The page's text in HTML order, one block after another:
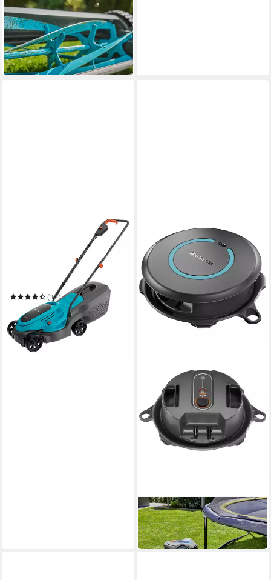
Spindelmäher Comfort 330
33 cm Schnittbreite
1,2 - 4,2 cm Schnitthöhe
ab 102,94 €
9,40 €mtl. in 12 Raten
in 2-3 Werktagen bei dir
Akkurasenmäher EasyMax
32/18V P4A Ready-To-Use
Schnittbreite
Schnitthöhe
Größe Auffangbehälter
(12)
205,44 €
18,76 €mtl. in 12 Raten
in 2-3 Werktagen bei dir
Rasenmähroboter
Signalgeber 15021-20
ab 23,94 €
in 2-3 Werktagen bei dir